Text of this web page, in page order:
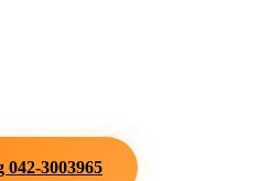
042-3003965